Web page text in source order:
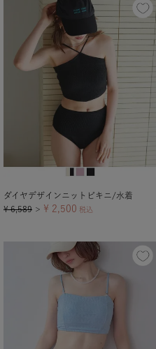
ダイヤデザインニットビキニ/水着
¥ 6,589 ＞ ¥ 2,500 税込